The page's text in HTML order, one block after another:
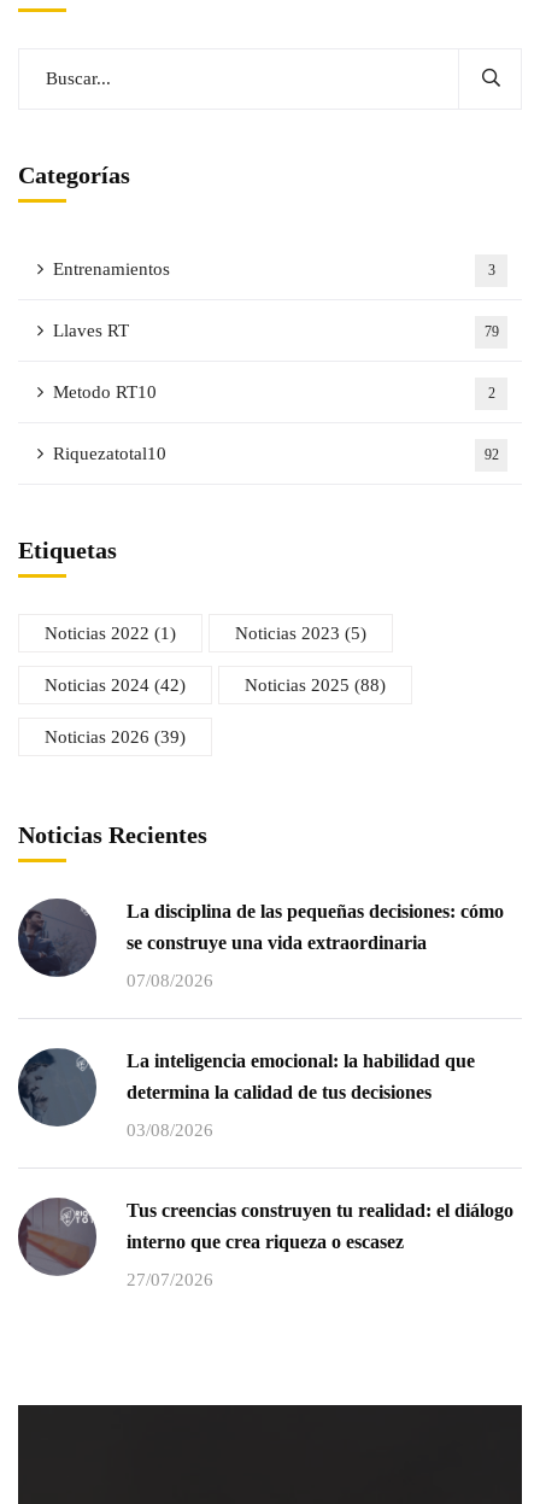
Categorías
Entrenamientos 3
Llaves RT 79
Metodo RT10 2
Riquezatotal10 92
Etiquetas
Noticias 2022 (1) Noticias 2023 (5)
Noticias 2024 (42) Noticias 2025 (88)
Noticias 2026 (39)
Noticias Recientes
La disciplina de las pequeñas decisiones: cómo
se construye una vida extraordinaria
07/08/2026
La inteligencia emocional: la habilidad que
determina la calidad de tus decisiones
03/08/2026
Tus creencias construyen tu realidad: el diálogo
interno que crea riqueza o escasez
27/07/2026